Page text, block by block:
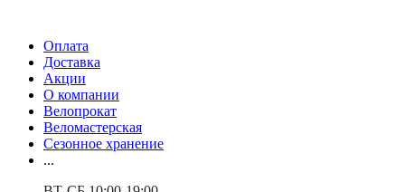
Оплата
Доставка
Акции
О компании
Велопрокат
Веломастерская
Сезонное хранение
...